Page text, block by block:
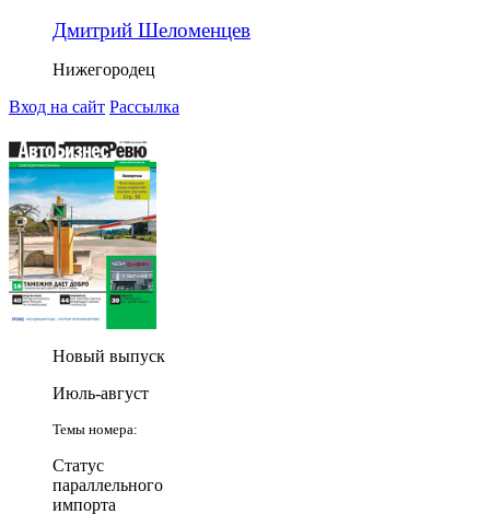
Дмитрий Шеломенцев
Нижегородец
Вход на сайт Рассылка
Новый выпуск
Июль-август
Темы номера:
Статус
параллельного
импорта